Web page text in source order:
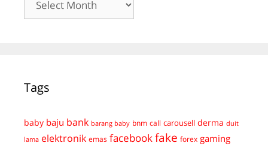
Tags
baby baju bank barang baby bnm call carousell derma duit
lama elektronik emas facebookfake forex gaming